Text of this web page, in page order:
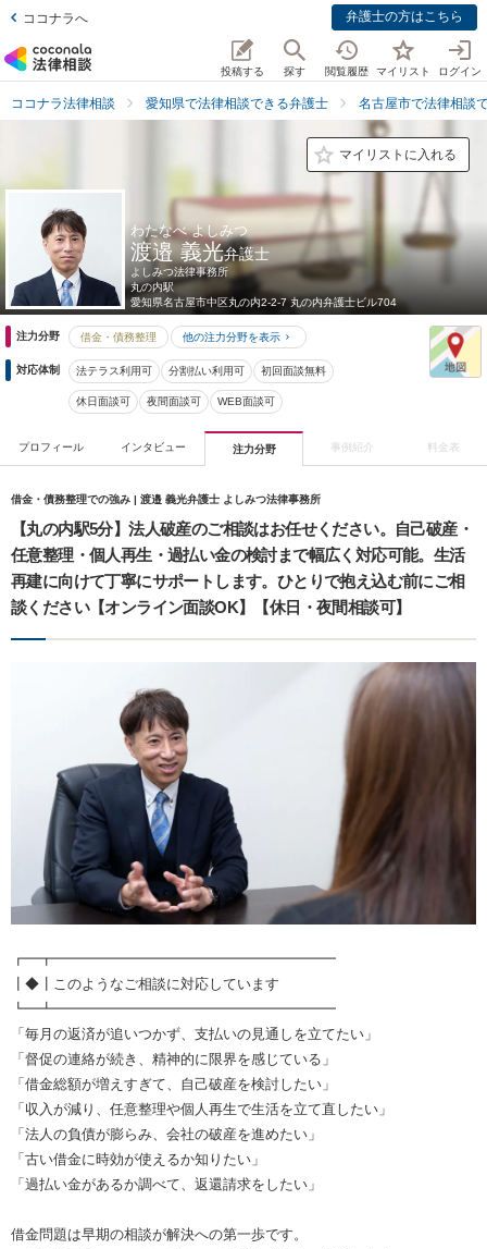
ココナラへ 弁護士の方はこちら
投稿する 探す 閲覧履歴 マイリスト ログイン
ココナラ法律相談 愛知県で法律相談できる弁護士 名古屋市で法律相談
マイリストに入れる
わたなべ よしみつ
渡邉 義光弁護士
よしみつ法律事務所
丸の内駅
愛知県名古屋市中区丸の内2-2-7 丸の内弁護士ビル704
注力分野 借金・債務整理 他の注力分野を表示
対応体制 法テラス利用可 分割払い利用可 初回面談無料
休日面談可 夜間面談可 WEB面談可
プロフィール インタビュー 注力分野 事例紹介 料金表
借金・債務整理での強み | 渡邉 義光弁護士 よしみつ法律事務所
【丸の内駅5分】法人破産のご相談はお任せください。自己破産・
任意整理・個人再生・過払い金の検討まで幅広く対応可能。生活
再建に向けて丁寧にサポートします。ひとりで抱え込む前にご相
談ください【オンライン面談OK】【休日・夜間相談可】
┏━┳━━━━━━━━━━━━━━━━━━━━
┃◆┃このようなご相談に対応しています
┗━┻━━━━━━━━━━━━━━━━━━━━
「毎月の返済が追いつかず、支払いの見通しを立てたい」
「督促の連絡が続き、精神的に限界を感じている」
「借金総額が増えすぎて、自己破産を検討したい」
「収入が減り、任意整理や個人再生で生活を立て直したい」
「法人の負債が膨らみ、会社の破産を進めたい」
「古い借金に時効が使えるか知りたい」
「過払い金があるか調べて、返還請求をしたい」
借金問題は早期の相談が解決への第一歩です。